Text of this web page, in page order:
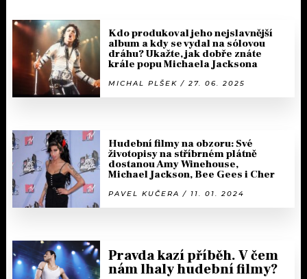
Kdo produkoval jeho nejslavnější
album a kdy se vydal na sólovou
dráhu? Ukažte, jak dobře znáte
krále popu Michaela Jacksona
MICHAL PLŠEK / 27. 06. 2025
Hudební filmy na obzoru: Své
životopisy na stříbrném plátně
dostanou Amy Winehouse,
Michael Jackson, Bee Gees i Cher
PAVEL KUČERA / 11. 01. 2024
Pravda kazí příběh. V čem
nám lhaly hudební filmy?